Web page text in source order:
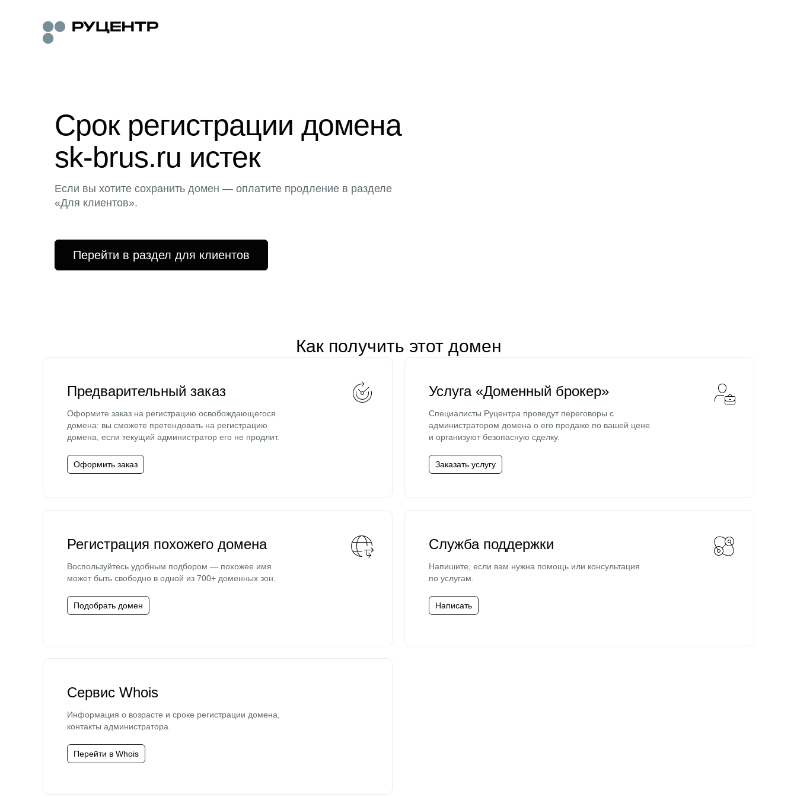
Срок регистрации домена
sk-brus.ru истек
Если вы хотите сохранить домен — оплатите продление в разделе
«Для клиентов».
Перейти в раздел для клиентов
Как получить этот домен
Предварительный заказ
Оформите заказ на регистрацию освобождающегося
домена: вы сможете претендовать на регистрацию
домена, если текущий администратор его не продлит.
Оформить заказ
Услуга «Доменный брокер»
Специалисты Руцентра проведут переговоры с
администратором домена о его продаже по вашей цене
и организуют безопасную сделку.
Заказать услугу
Регистрация похожего домена
Воспользуйтесь удобным подбором — похожее имя
может быть свободно в одной из 700+ доменных зон.
Подобрать домен
Служба поддержки
Напишите, если вам нужна помощь или консультация
по услугам.
Написать
Сервис Whois
Информация о возрасте и сроке регистрации домена,
контакты администратора.
Перейти в Whois